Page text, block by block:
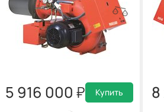
5 916 000 Купить